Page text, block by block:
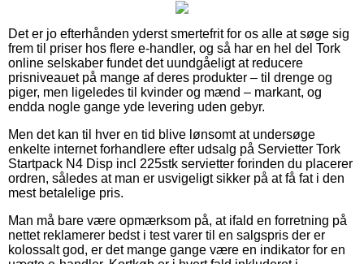
Det er jo efterhånden yderst smertefrit for os alle at søge sig
frem til priser hos flere e-handler, og så har en hel del Tork
online selskaber fundet det uundgåeligt at reducere
prisniveauet på mange af deres produkter – til drenge og
piger, men ligeledes til kvinder og mænd – markant, og
endda nogle gange yde levering uden gebyr.
Men det kan til hver en tid blive lønsomt at undersøge
enkelte internet forhandlere efter udsalg på Servietter Tork
Startpack N4 Disp incl 225stk servietter forinden du placerer
ordren, således at man er usvigeligt sikker på at få fat i den
mest betalelige pris.
Man må bare være opmærksom på, at ifald en forretning på
nettet reklamerer bedst i test varer til en salgspris der er
kolossalt god, er det mange gange være en indikator for en